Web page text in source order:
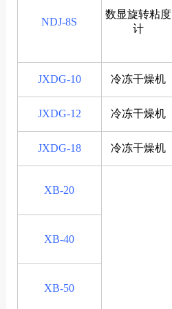
NDJ-8S
数显旋转粘度
计
JXDG-10 冷冻干燥机
JXDG-12 冷冻干燥机
JXDG-18 冷冻干燥机
XB-20
XB-40
XB-50